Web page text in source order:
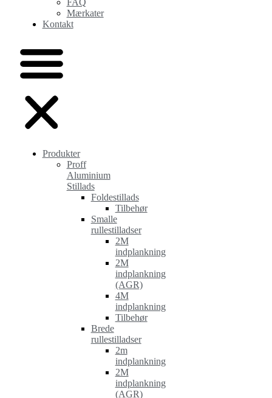
Mærkater
Kontakt
Produkter
Proff
Aluminium
Stillads
Foldestillads
Tilbehør
Smalle
rullestilladser
2M
indplankning
2M
indplankning
(AGR)
4M
indplankning
Tilbehør
Brede
rullestilladser
2m
indplankning
2M
indplankning
(AGR)